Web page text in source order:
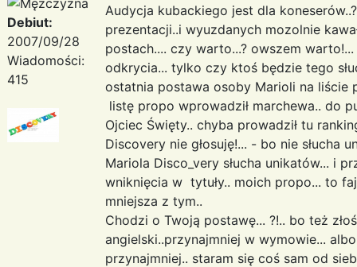
Debiut:
2007/09/28
Wiadomości:
415
Audycja kubackiego jest dla
prezentacji..i wyuzdanych mozolnie
postach.... czy warto...? owszem
odkrycia... tylko czy ktoś będzie tego
ostatnia postawa osoby Marioli na liście
listę propo wprowadził marchewa.. do
Ojciec Święty.. chyba prowadził tu
Discovery nie głosuję!... - bo nie słucha
Mariola Disco_very słucha unikatów... i
wniknięcia w tytuły.. moich propo... to
mniejsza z tym..
Chodzi o Twoją postawę... ?!.. bo też
angielski..przynajmniej w wymowie...
przynajmniej.. staram się coś sam od